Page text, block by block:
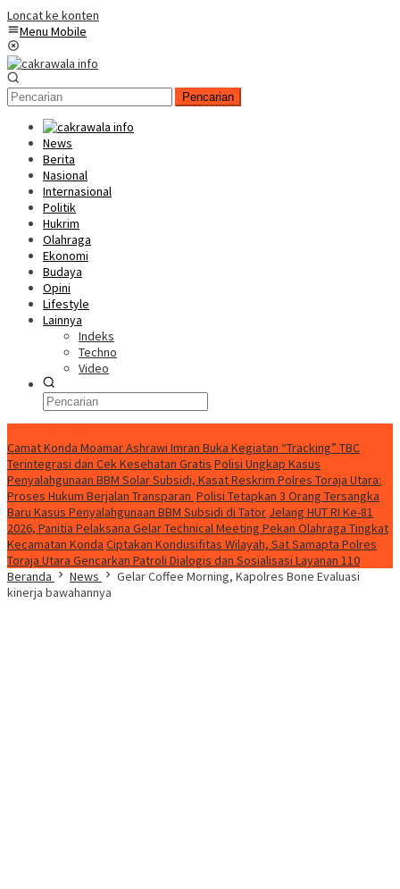
Loncat ke konten
Menu Mobile
Pencarian
News
Berita
Nasional
Internasional
Politik
Hukrim
Olahraga
Ekonomi
Budaya
Opini
Lifestyle
Lainnya
Indeks
Techno
Video
Camat Konda Moamar Ashrawi Imran Buka Kegiatan “Tracking” TBC
Terintegrasi dan Cek Kesehatan Gratis Polisi Ungkap Kasus
Penyalahgunaan BBM Solar Subsidi, Kasat Reskrim Polres Toraja Utara:
Proses Hukum Berjalan Transparan Polisi Tetapkan 3 Orang Tersangka
Baru Kasus Penyalahgunaan BBM Subsidi di Tator Jelang HUT RI Ke-81
2026, Panitia Pelaksana Gelar Technical Meeting Pekan Olahraga Tingkat
Kecamatan Konda Ciptakan Kondusifitas Wilayah, Sat Samapta Polres
Toraja Utara Gencarkan Patroli Dialogis dan Sosialisasi Layanan 110
Beranda
News
Gelar Coffee Morning, Kapolres Bone Evaluasi
kinerja bawahannya